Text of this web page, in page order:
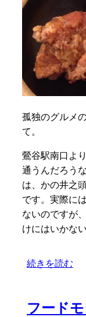
孤独のグルメ
て。
鶯谷駅南口よ
通うんだろう
は、かの井之
です。実際に
ないのですが
けにはいかな
続きを読む
フード